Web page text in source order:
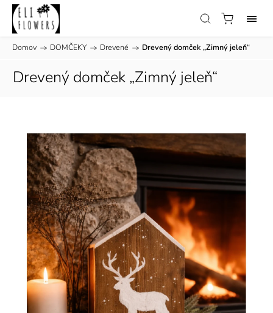
Domov / DOMČEKY / Drevené / Drevený domček „Zimný jeleň“
Drevený domček „Zimný jeleň“